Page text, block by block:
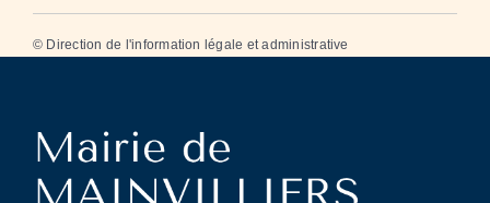
© Direction de l'information légale et administrative